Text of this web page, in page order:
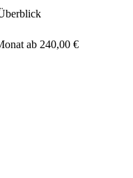
ab 240,00 €